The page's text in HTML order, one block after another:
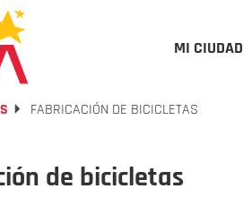
MI CIUDAD
FABRICACIÓN DE BICICLETAS
de bicicletas